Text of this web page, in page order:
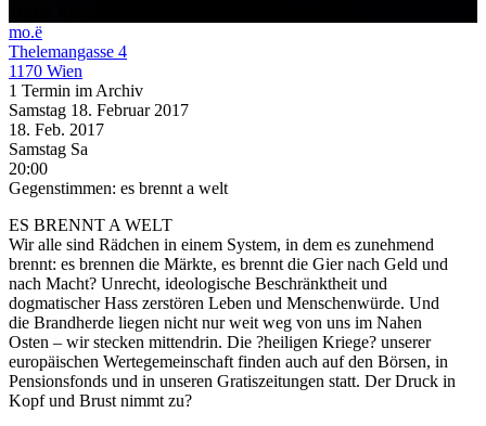
mo.ë
Thelemangasse 4
1170 Wien
1 Termin im Archiv
Samstag 18. Februar 2017
18. Feb. 2017
Samstag Sa
20:00
Gegenstimmen: es brennt a welt
ES BRENNT A WELT
Wir alle sind Rädchen in einem System, in dem es zunehmend
brennt: es brennen die Märkte, es brennt die Gier nach Geld und
nach Macht? Unrecht, ideologische Beschränktheit und
dogmatischer Hass zerstören Leben und Menschenwürde. Und
die Brandherde liegen nicht nur weit weg von uns im Nahen
Osten – wir stecken mittendrin. Die ?heiligen Kriege? unserer
europäischen Wertegemeinschaft finden auch auf den Börsen, in
Pensionsfonds und in unseren Gratiszeitungen statt. Der Druck in
Kopf und Brust nimmt zu?